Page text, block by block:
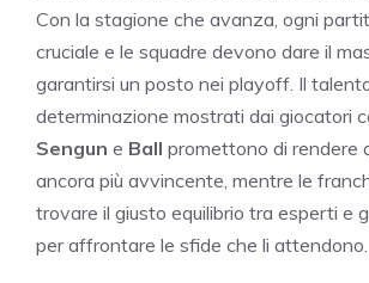
Con la stagione che avanza, ogni
cruciale e le squadre devono dare il
garantirsi un posto nei playoff. Il
determinazione mostrati dai giocatori
Sengun e Ball promettono di rendere
ancora più avvincente, mentre le
trovare il giusto equilibrio tra esperti e
per affrontare le sfide che li attendono.